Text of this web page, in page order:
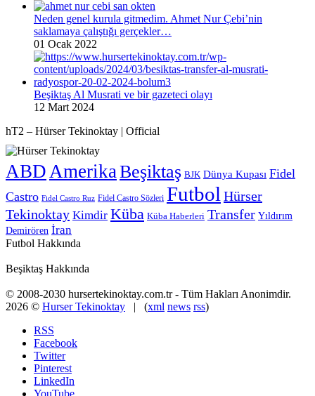
Neden genel kurula gitmedim. Ahmet Nur Çebi’nin
saklamaya çalıştığı gerçekler…
01 Ocak 2022
Beşiktaş Al Musrati ve bir gazeteci olayı
12 Mart 2024
hT2 – Hürser Tekinoktay | Official
ABD Amerika Beşiktaş BJK Dünya Kupası Fidel
Castro Fidel Castro Ruz Fidel Castro Sözleri Futbol Hürser
Tekinoktay Kimdir Küba Küba Haberleri Transfer Yıldırım
Demirören İran
Futbol Hakkında
Beşiktaş Hakkında
© 2008-2030 hursertekinoktay.com.tr - Tüm Hakları Anonimdir.
2026 © Hurser Tekinoktay | (xml news rss)
RSS
Facebook
Twitter
Pinterest
LinkedIn
YouTube